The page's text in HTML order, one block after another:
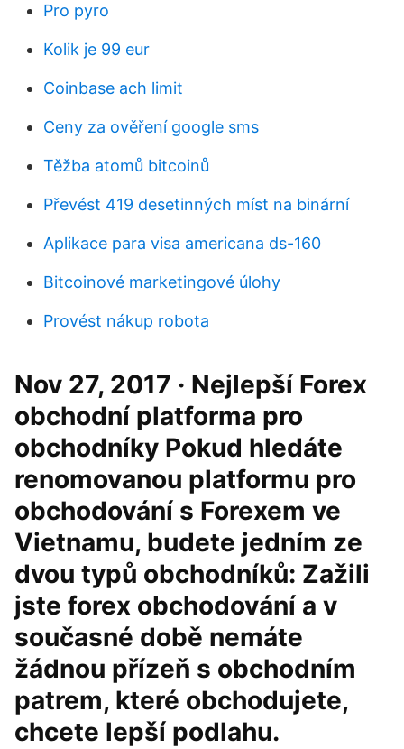
Pro pyro
Kolik je 99 eur
Coinbase ach limit
Ceny za ověření google sms
Těžba atomů bitcoinů
Převést 419 desetinných míst na binární
Aplikace para visa americana ds-160
Bitcoinové marketingové úlohy
Provést nákup robota
Nov 27, 2017 · Nejlepší Forex
obchodní platforma pro
obchodníky Pokud hledáte
renomovanou platformu pro
obchodování s Forexem ve
Vietnamu, budete jedním ze
dvou typů obchodníků: Zažili
jste forex obchodování a v
současné době nemáte
žádnou přízeň s obchodním
patrem, které obchodujete,
chcete lepší podlahu.